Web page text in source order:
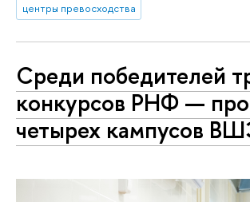
центры превосходства
Среди победителей
конкурсов РНФ —
четырех кампусов